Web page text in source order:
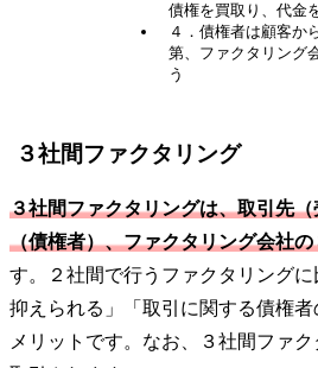
債権を買取り、代金
４．債権者は顧客か
第、ファクタリング
う
３社間ファクタリング
３社間ファクタリングは、取引先
（債権者）、ファクタリング会社
す。２社間で行うファクタリング
抑えられる」「取引に関する債権
メリットです。なお、３社間ファ